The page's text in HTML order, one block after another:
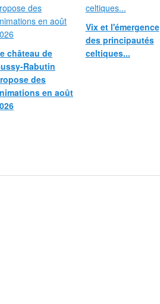
château de
Rabutin
des
en août
Vix et l'émergence
des principautés
celtiques...